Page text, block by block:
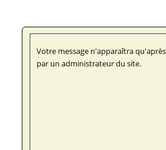
Votre message n'apparaîtra
par un administrateur du site.